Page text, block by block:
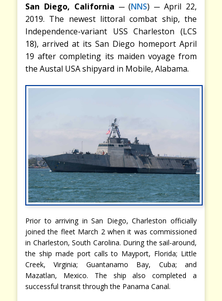
San Diego, California ─(NNS) ─ April 22,
2019. The newest littoral combat ship, the
Independence-variant USS Charleston (LCS
18), arrived at its San Diego homeport April
19 after completing its maiden voyage from
the Austal USA shipyard in Mobile, Alabama.
Prior to arriving in San Diego, Charleston officially
joined the fleet March 2 when it was commissioned
in Charleston, South Carolina. During the sail-around,
the ship made port calls to Mayport, Florida; Little
Creek, Virginia; Guantanamo Bay, Cuba; and
Mazatlan, Mexico. The ship also completed a
successful transit through the Panama Canal.